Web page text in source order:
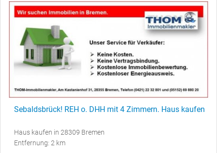
Sebaldsbrück! REH o. DHH mit 4 Zimmern. Haus kaufen
Haus kaufen in 28309 Bremen
Entfernung: 2 km